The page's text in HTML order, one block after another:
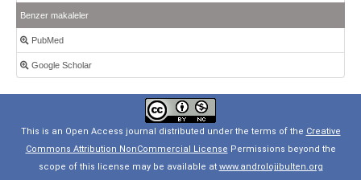
Benzer makaleler
PubMed
Google Scholar
This is an Open Access journal distributed under the terms of the Creative
Commons Attribution NonCommercial License Permissions beyond the
scope of this license may be available at www.androlojibulten.org